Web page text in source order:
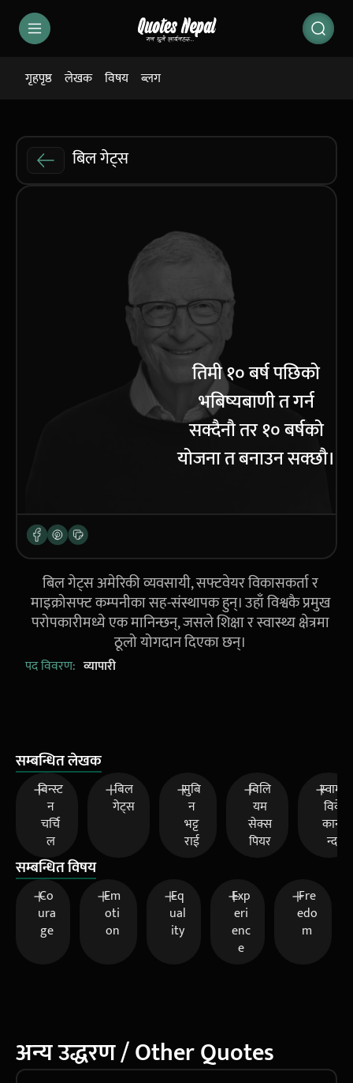
गृहपृष्ठ लेखक विषय ब्लग
बिल गेट्स
तिमी १० बर्ष पछिको
भबिष्यबाणी त गर्न
सक्दैनौ तर १० बर्षको
योजना त बनाउन सक्छौ।
बिल गेट्स अमेरिकी व्यवसायी, सफ्टवेयर विकासकर्ता र
माइक्रोसफ्ट कम्पनीका सह-संस्थापक हुन्। उहाँ विश्वकै प्रमुख
परोपकारीमध्ये एक मानिन्छन्, जसले शिक्षा र स्वास्थ्य क्षेत्रमा
ठूलो योगदान दिएका छन्।
पद विवरण: व्यापारी
सम्बन्धित लेखक
विन्स्ट
न
चर्चि
ल
बिल
गेट्स
सुबि
न
भट्ट
राई
विलि
यम
सेक्स
पियर
स्वामी
विवे
कान
न्द
सम्बन्धित विषय
Co
ura
ge
Em
oti
on
Eq
ual
ity
Exp
eri
enc
e
Fre
edo
m
अन्य उद्धरण / Other Quotes